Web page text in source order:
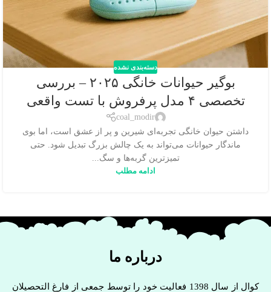
دسته‌بندی نشده
بوگیر حیوانات خانگی ۲۰۲۵ – بررسی
تخصصی ۴ مدل پرفروش با تست واقعی
coal_modir
داشتن حیوان خانگی تجربه‌ای شیرین و پر از عشق است، اما بوی
ماندگار حیوانات می‌تواند به یک چالش بزرگ تبدیل شود. حتی
تمیزترین گربه‌ها و سگ...
ادامه مطلب
درباره ما
کوال از سال 1398 فعالیت خود را توسط جمعی از فارغ التحصیلان